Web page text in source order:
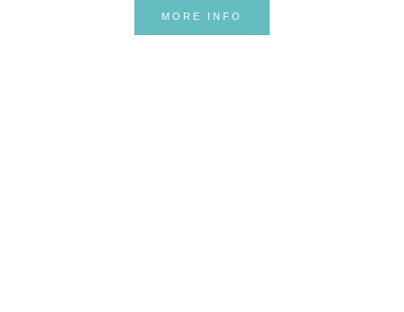
MORE INFO